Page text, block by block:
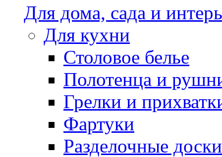
Для дома, сада и
Для кухни
Столовое белье
Полотенца и
Грелки и
Фартуки
Разделочные доски